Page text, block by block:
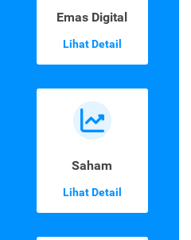
Emas Digital
Lihat Detail
Saham
Lihat Detail